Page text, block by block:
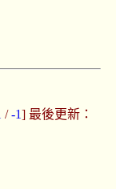
/-1] 最後更新：